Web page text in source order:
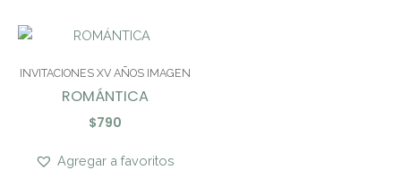
INVITACIONES XV AÑOS IMAGEN
ROMÁNTICA
$790
Agregar a favoritos